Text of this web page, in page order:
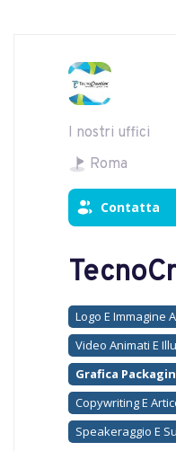
I nostri uffici
Roma
Contatta
Logo E Immagine
Video Animati E
Grafica
Copywriting E
Speakeraggio E